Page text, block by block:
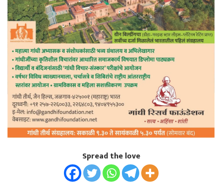
Spread the love